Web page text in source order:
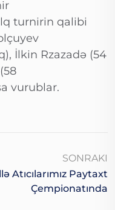
turnirin qalibi
İlkin Rzazadə (54
vurublar.
SONRAKI
Atıcılarımız Paytaxt
Çempionatında